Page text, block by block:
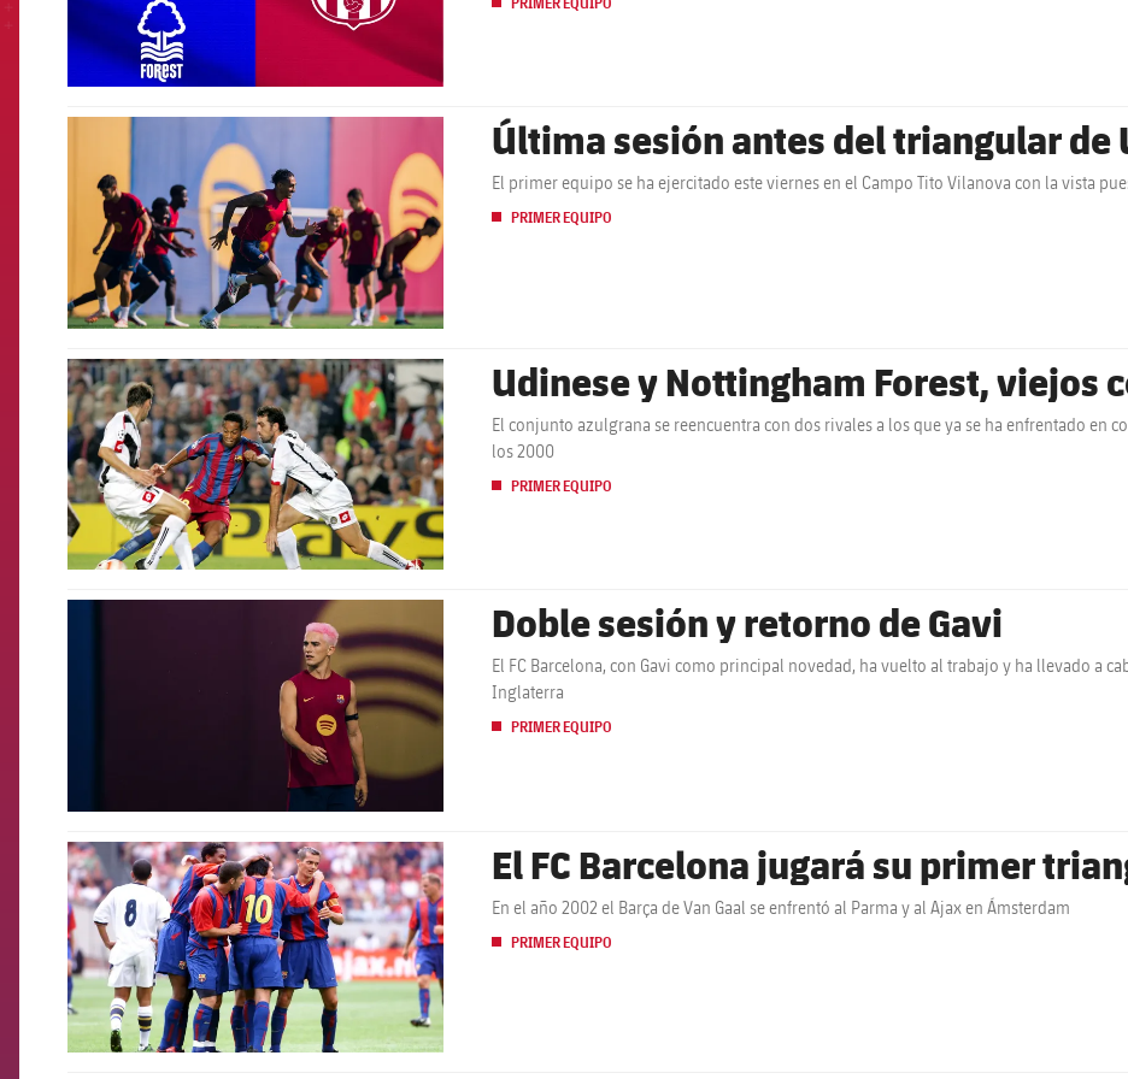
Última sesión antes del triangular de
El primer equipo se ha ejercitado este viernes en el Campo Tito Vilanova con la vista
PRIMER EQUIPO
FCB Barcelona badge Udinese y Nottingham Forest, viejos
El conjunto azulgrana se reencuentra con dos rivales a los que ya se ha enfrentado en
los 2000
PRIMER EQUIPO
Doble sesión y retorno de Gavi
El FC Barcelona, con Gavi como principal novedad, ha vuelto al trabajo y ha llevado a
Inglaterra
PRIMER EQUIPO
FCB Barcelona badge El FC Barcelona jugará su primer
En el año 2002 el Barça de Van Gaal se enfrentó al Parma y al Ajax en Ámsterdam
PRIMER EQUIPO